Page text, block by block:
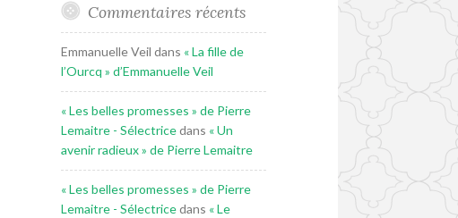
Commentaires récents
Emmanuelle Veil dans « La fille de
l’Ourcq » d’Emmanuelle Veil
« Les belles promesses » de Pierre
Lemaitre - Sélectricedans « Un
avenir radieux » de Pierre Lemaitre
« Les belles promesses » de Pierre
Lemaitre - Sélectricedans « Le